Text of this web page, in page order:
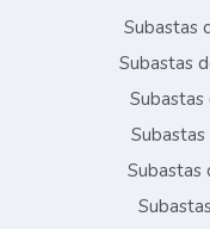
Subastas
Subastas
Subastas